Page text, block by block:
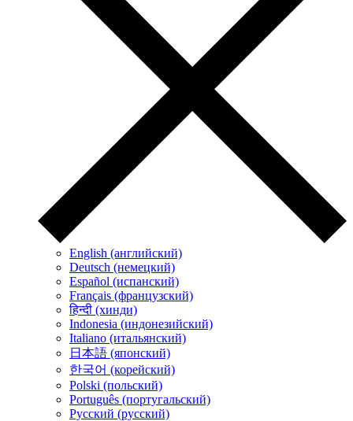
English (английский)
Deutsch (немецкий)
Español (испанский)
Français (французский)
हिन्दी (хинди)
Indonesia (индонезийский)
Italiano (итальянский)
日本語 (японский)
한국어 (корейский)
Polski (польский)
Português (португальский)
Русский (русский)